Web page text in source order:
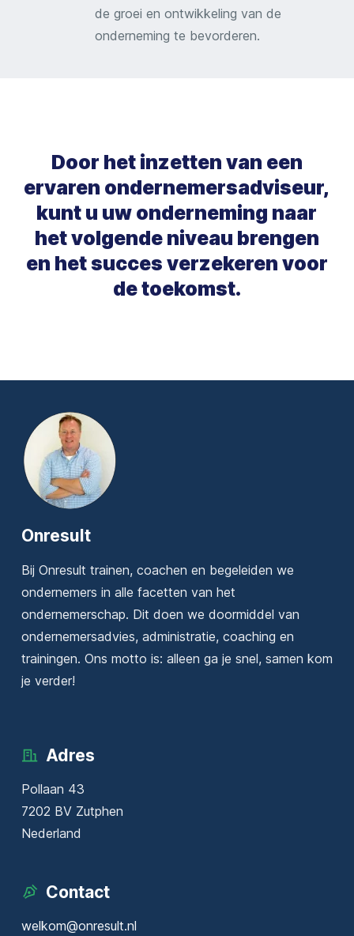
de groei en ontwikkeling van de
onderneming te bevorderen.
Door het inzetten van een
ervaren ondernemersadviseur,
kunt u uw onderneming naar
het volgende niveau brengen
en het succes verzekeren voor
de toekomst.
Onresult
Bij Onresult trainen, coachen en begeleiden we
ondernemers in alle facetten van het
ondernemerschap. Dit doen we doormiddel van
ondernemersadvies, administratie, coaching en
trainingen. Ons motto is: alleen ga je snel, samen kom
je verder!
Adres
Pollaan 43
7202 BV Zutphen
Nederland
Contact
welkom@onresult.nl